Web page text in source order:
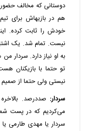
دوستانی که مخالف
هم در بازیهاش برای
خودش را ثابت کرده.
نیست. تمام شد. یک
به او نیاز دارد. سردار
تو حتما با بازیکنان
نیستی ولی حتما از
سردار: صددرصد.
می‌کردیم که در پست
سردار یا مهدی طارمی یا